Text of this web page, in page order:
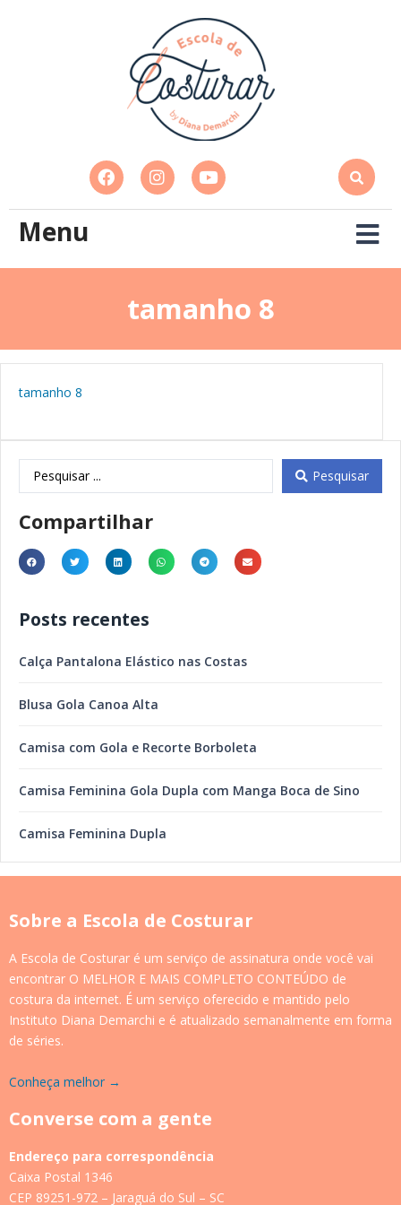
Menu
tamanho 8
tamanho 8
Pesquisar
Compartilhar
Posts recentes
Calça Pantalona Elástico nas Costas
Blusa Gola Canoa Alta
Camisa com Gola e Recorte Borboleta
Camisa Feminina Gola Dupla com Manga Boca de Sino
Camisa Feminina Dupla
Sobre a Escola de Costurar
A Escola de Costurar é um serviço de assinatura onde você vai
encontrar O MELHOR E MAIS COMPLETO CONTEÚDO de
costura da internet. É um serviço oferecido e mantido pelo
Instituto Diana Demarchi e é atualizado semanalmente em forma
de séries.
Conheça melhor →
Converse com a gente
Endereço para correspondência
Caixa Postal 1346
CEP 89251-972 – Jaraguá do Sul – SC